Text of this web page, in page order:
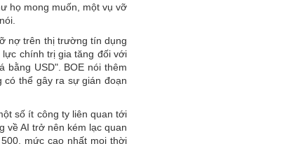
họ mong muốn, một vụ vỡ
nợ trên thị trường tín dụng
chính trị gia tăng đối với
bằng USD". BOE nói thêm
có thể gây ra sự gián đoạn
số ít công ty liên quan tới
về AI trở nên kém lạc quan
mức cao nhất mọi thời